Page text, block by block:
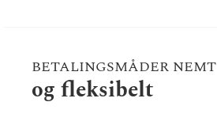
BETALINGSMÅDER NEMT
og fleksibelt